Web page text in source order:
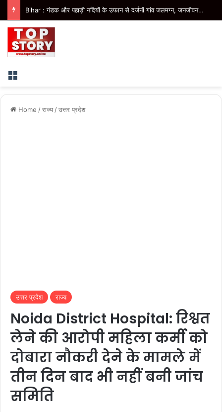
Bihar : मुजफ्फरपुर में बागमती का जलस्तर बढ़ने से कटरा के निचले इलाकों में बाढ़, स्कूल और घरों में घुसा पानी
Menu
Home /राज्य /उत्तर प्रदेश
उत्तर प्रदेश राज्य
Noida District Hospital: रिश्वत
लेने की आरोपी महिला कर्मी को
दोबारा नौकरी देने के मामले में
तीन दिन बाद भी नहीं बनी जांच
समिति